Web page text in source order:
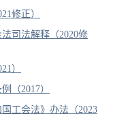
修正）
司法解释（2020修
）
（2017）
工会法》办法（2023